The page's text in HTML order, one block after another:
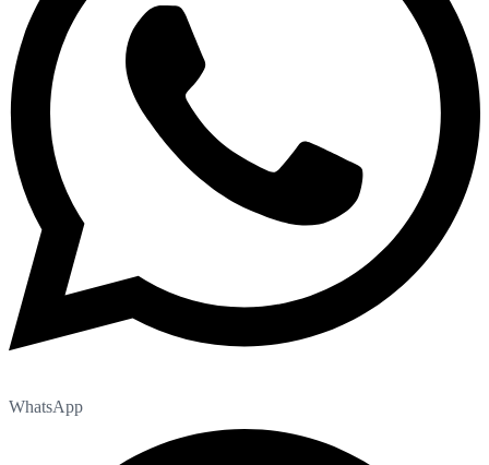
WhatsApp